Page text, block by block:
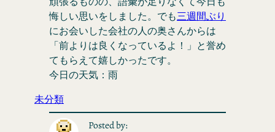
悔しい思いをしました。でも三週間ぶり
にお会いした会社の人の奥さんからは
「前よりは良くなっているよ！」と誉め
てもらえて嬉しかったです。
今日の天気：雨
未分類
Posted by: